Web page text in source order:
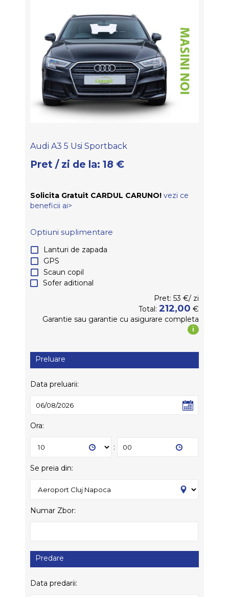
Audi A3 5 Usi Sportback
Pret / zi de la: 18 €
Solicita Gratuit CARDUL CARUNO! vezi ce
beneficii ai>
Optiuni suplimentare
Lanturi de zapada
GPS
Scaun copil
Sofer aditional
Pret: 53 €/ zi
Total: 212,00 €
Garantie sau garantie cu asigurare completa
i
Preluare
Data preluarii:
Ora:
:
Se preia din:
Numar Zbor:
Predare
Data predarii: